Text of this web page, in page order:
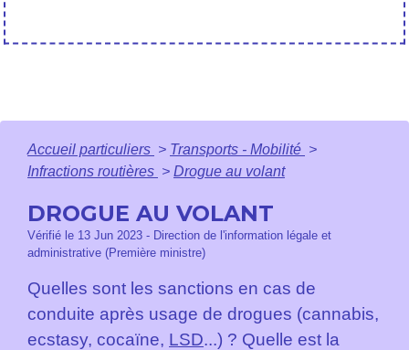
Accueil particuliers > Transports - Mobilité >
Infractions routières > Drogue au volant
DROGUE AU VOLANT
Vérifié le 13 Jun 2023 - Direction de l'information légale et
administrative (Première ministre)
Quelles sont les sanctions en cas de
conduite après usage de drogues (cannabis,
ecstasy, cocaïne, LSD...) ? Quelle est la